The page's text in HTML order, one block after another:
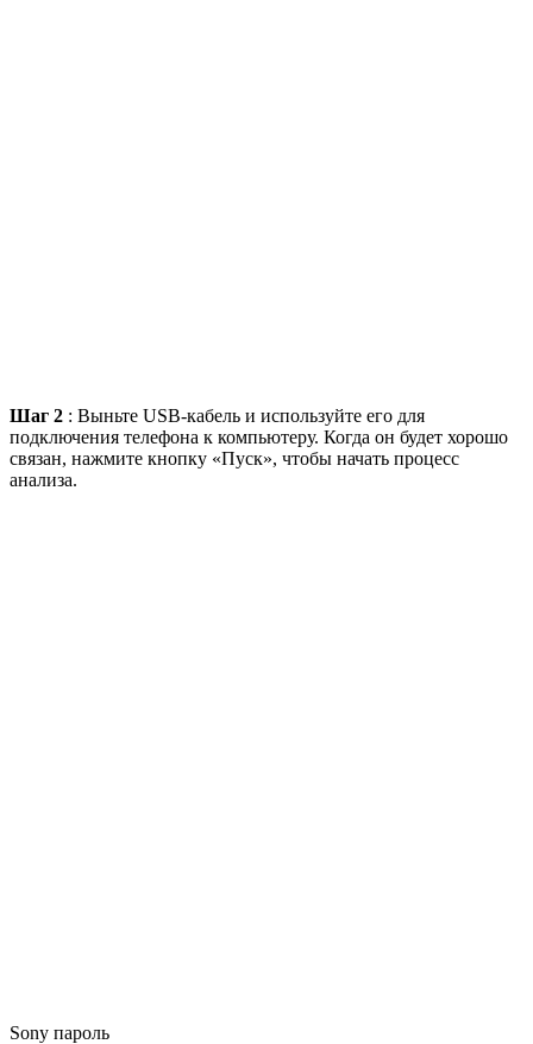
Шаг 2 : Выньте USB-кабель и используйте его для
подключения телефона к компьютеру. Когда он будет хорошо
связан, нажмите кнопку «Пуск», чтобы начать процесс
анализа.
Sony пароль